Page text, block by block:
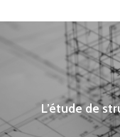
L’étude de